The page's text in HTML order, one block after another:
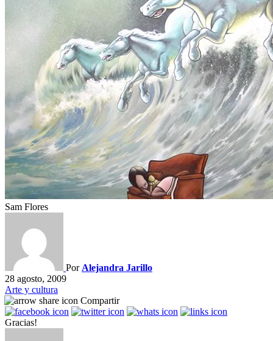
Sam Flores
Por Alejandra Jarillo
28 agosto, 2009
Arte y cultura
Compartir
Gracias!